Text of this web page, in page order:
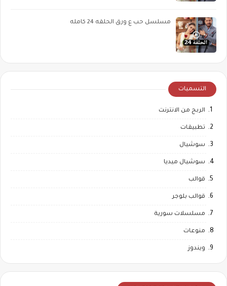
مسلسل حب ع ورق الحلقه 24 كامله
التسميات
الربح من الانترنت
تطبيقات
سوشيال
سوشيال ميديا
قوالب
قوالب بلوجر
مسلسلات سورية
منوعات
ويندوز